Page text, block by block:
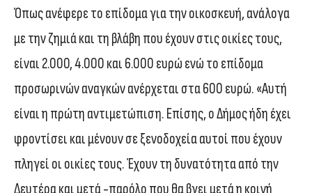
Όπως ανέφερε το επίδομα για την οικοσκευή, ανάλογα
με την ζημιά και τη βλάβη που έχουν στις οικίες τους,
είναι 2.000, 4.000 και 6.000 ευρώ ενώ το επίδομα
προσωρινών αναγκών ανέρχεται στα 600 ευρώ. «Αυτή
είναι η πρώτη αντιμετώπιση. Επίσης, ο Δήμος ήδη έχει
φροντίσει και μένουν σε ξενοδοχεία αυτοί που έχουν
πληγεί οι οικίες τους. Έχουν τη δυνατότητα από την
Δευτέρα και μετά -παρόλο που θα βγει μετά η κοινή